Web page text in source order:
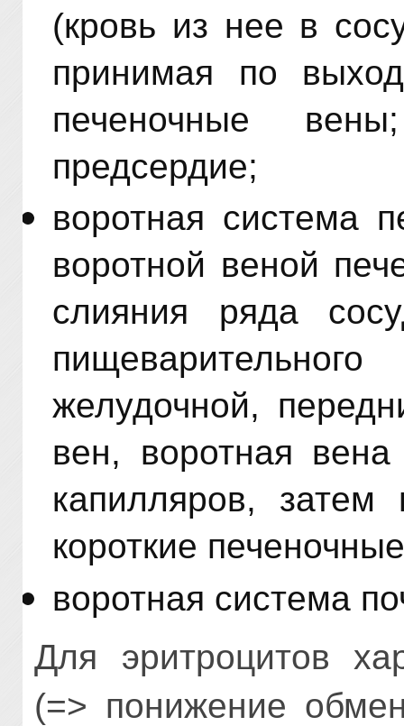
(кровь из нее в
принимая по
печеночные
предсердие;
воротная система
воротной веной
слияния ряда
желудочной,
вен, воротная
капилляров,
короткие
воротная система
Для эритроцитов
(=> понижение